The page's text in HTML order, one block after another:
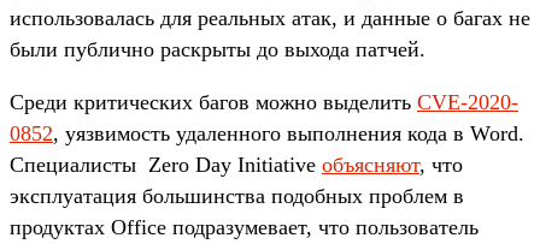
использовалась для реальных атак, и данные о багах не
были публично раскрыты до выхода патчей.
Среди критических багов можно выделить CVE-2020-
0852, уязвимость удаленного выполнения кода в Word.
Специалисты Zero Day Initiative объясняют, что
эксплуатация большинства подобных проблем в
продуктах Office подразумевает, что пользователь